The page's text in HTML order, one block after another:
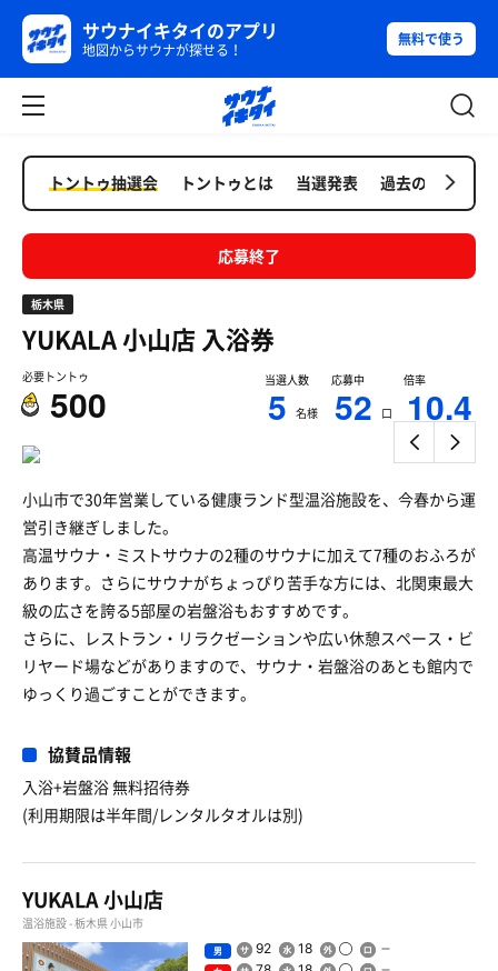
サウナイキタイのアプリ
地図からサウナが探せる！
無料で使う
トントゥ抽選会 トントゥとは 当選発表 過去の抽選会
応募終了
栃木県
YUKALA 小山店 入浴券
必要トントゥ
500
当選人数
5 名様
応募中
52 口
倍率
10.4
小山市で30年営業している健康ランド型温浴施設を、今春から運
営引き継ぎしました。
高温サウナ・ミストサウナの2種のサウナに加えて7種のおふろが
あります。さらにサウナがちょっぴり苦手な方には、北関東最大
級の広さを誇る5部屋の岩盤浴もおすすめです。
さらに、レストラン・リラクゼーションや広い休憩スペース・ビ
リヤード場などがありますので、サウナ・岩盤浴のあとも館内で
ゆっくり過ごすことができます。
協賛品情報
入浴+岩盤浴 無料招待券
(利用期限は半年間/レンタルタオルは別)
YUKALA 小山店
温浴施設 - 栃木県 小山市
男 92 18